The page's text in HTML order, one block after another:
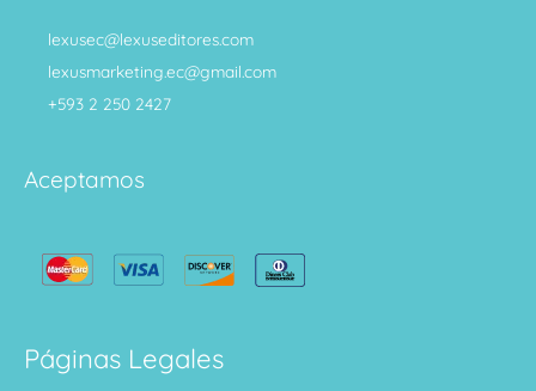
lexusec@lexuseditores.com
lexusmarketing.ec@gmail.com
+593 2 250 2427
Aceptamos
Páginas Legales